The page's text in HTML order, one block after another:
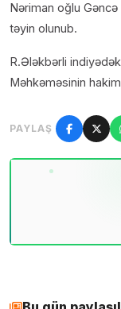
Nəriman oğlu
təyin olunub.
R.Ələkbərli
Məhkəməsinin
PAYLAŞ